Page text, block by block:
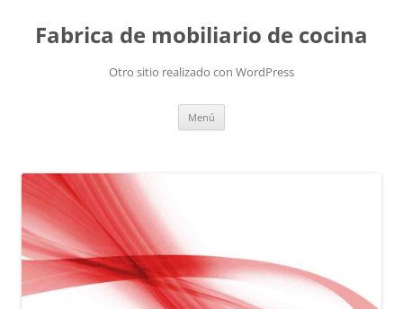
Fabrica de mobiliario de cocina
Otro sitio realizado con WordPress
Menú